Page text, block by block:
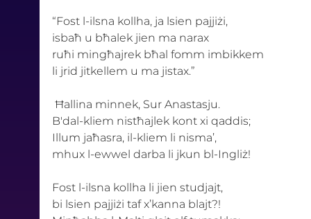
“Fost l-ilsna kollha, ja lsien pajjiżi,
isbaħ u bħalek jien ma narax
ruħi mingħajrek bħal fomm imbikkem
li jrid jitkellem u ma jistax.”
Ħallina minnek, Sur Anastasju.
B'dal-kliem nistħajlek kont xi qaddis;
Illum jaħasra, il-kliem li nisma’,
mhux l-ewwel darba li jkun bl-Ingliż!
Fost l-ilsna kollha li jien studjajt,
bi lsien pajjiżi taf x’kanna blajt?!